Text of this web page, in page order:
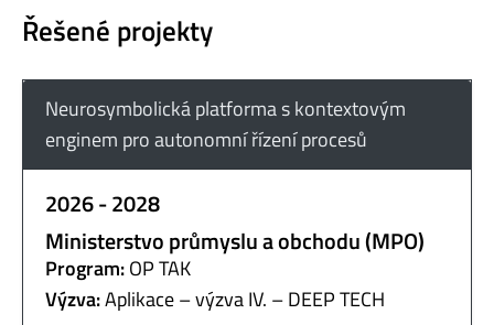
Řešené projekty
Neurosymbolická platforma s kontextovým
enginem pro autonomní řízení procesů
2026 - 2028
Ministerstvo průmyslu a obchodu (MPO)
Program:OP TAK
Výzva:Aplikace – výzva IV. – DEEP TECH